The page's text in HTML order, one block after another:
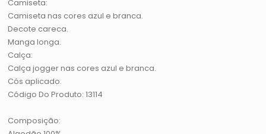
Camiseta:
Camiseta nas cores azul e branca.
Decote careca.
Manga longa.
Calça:
Calça jogger nas cores azul e branca.
Cós aplicado.
Código Do Produto: 13114
Composição: